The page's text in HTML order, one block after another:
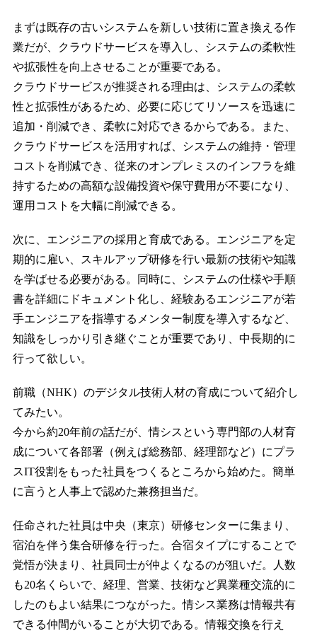
まずは既存の古いシステムを新しい技術に置き換える作
業だが、クラウドサービスを導入し、システムの柔軟性
や拡張性を向上させることが重要である。
クラウドサービスが推奨される理由は、システムの柔軟
性と拡張性があるため、必要に応じてリソースを迅速に
追加・削減でき、柔軟に対応できるからである。また、
クラウドサービスを活用すれば、システムの維持・管理
コストを削減でき、従来のオンプレミスのインフラを維
持するための高額な設備投資や保守費用が不要になり、
運用コストを大幅に削減できる。
次に、エンジニアの採用と育成である。エンジニアを定
期的に雇い、スキルアップ研修を行い最新の技術や知識
を学ばせる必要がある。同時に、システムの仕様や手順
書を詳細にドキュメント化し、経験あるエンジニアが若
手エンジニアを指導するメンター制度を導入するなど、
知識をしっかり引き継ぐことが重要であり、中長期的に
行って欲しい。
前職（NHK）のデジタル技術人材の育成について紹介し
てみたい。
今から約20年前の話だが、情シスという専門部の人材育
成について各部署（例えば総務部、経理部など）にプラ
スIT役割をもった社員をつくるところから始めた。簡単
に言うと人事上で認めた兼務担当だ。
任命された社員は中央（東京）研修センターに集まり、
宿泊を伴う集合研修を行った。合宿タイプにすることで
覚悟が決まり、社員同士が仲よくなるのが狙いだ。人数
も20名くらいで、経理、営業、技術など異業種交流的に
したのもよい結果につながった。情シス業務は情報共有
できる仲間がいることが大切である。情報交換を行え